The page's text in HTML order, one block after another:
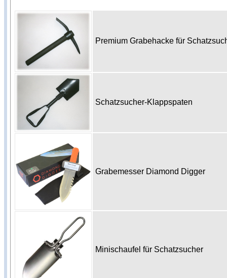
Premium Grabehacke für
Schatzsucher-Klappspaten
Grabemesser Diamond Digger
Minischaufel für Schatzsucher